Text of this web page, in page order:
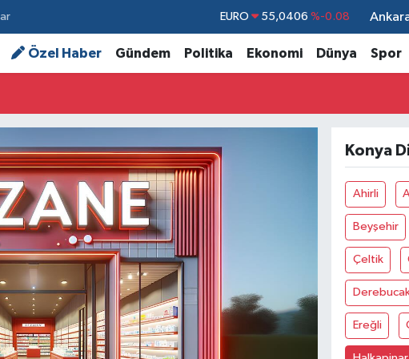
STERLİN 64,2143 %0
GRAM ALTIN 6500.87 %0.12
BİST100 13.799 %70
EURO
Özel Haber Gündem Politika Ekonomi Dünya Spor
Konya
Ahirli
Beyşehir
Çeltik
Ereğli